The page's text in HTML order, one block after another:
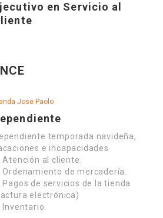
en Servicio al
Jose Paolo
temporada navideña,
e incapacidades
Atención al cliente.
Ordenamiento de mercadería.
Pagos de servicios de la tienda
electrónica)
Inventario.